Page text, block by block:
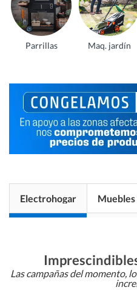
Parrillas Maq. jardín
Electrohogar
Las campañas del momento,